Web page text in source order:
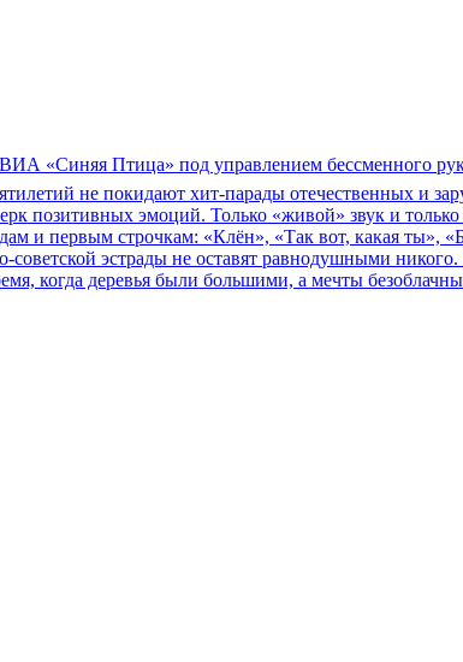
«Синяя Птица» под управлением бессменного
не покидают хит-парады отечественных и
позитивных эмоций. Только «живой» звук и только
и первым строчкам: «Клён», «Так вот, какая ты»,
эстрады не оставят равнодушными
когда деревья были большими, а мечты